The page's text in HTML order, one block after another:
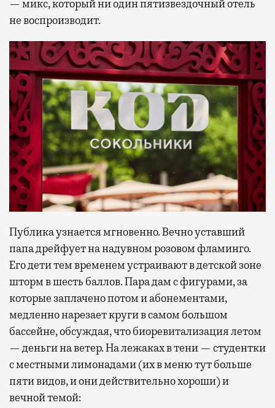
— микс, который ни один пятизвездочный отель
не воспроизводит.
Публика узнается мгновенно. Вечно уставший
папа дрейфует на надувном розовом фламинго.
Его дети тем временем устраивают в детской зоне
шторм в шесть баллов. Пара дам с фигурами, за
которые заплачено потом и абонементами,
медленно нарезает круги в самом большом
бассейне, обсуждая, что биоревитализация летом
— деньги на ветер. На лежаках в тени — студентки
с местными лимонадами (их в меню тут больше
пяти видов, и они действительно хороши) и
вечной темой: